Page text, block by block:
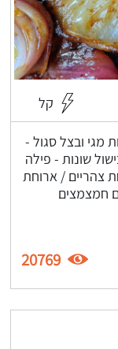
קל
מגי ובצל סגול -
זוקיני) ב-2 שיטות בישול שונות - פילה
צהריים / ארוחת
חמצמצים
20769